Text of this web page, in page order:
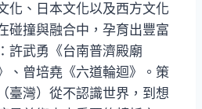
化、日本文化以及西方文化
碰撞與融合中，孕育出豐富
許武勇《台南普濟殿廟
、曾培堯《六道輪迴》。策
臺灣）從不認識世界，到想